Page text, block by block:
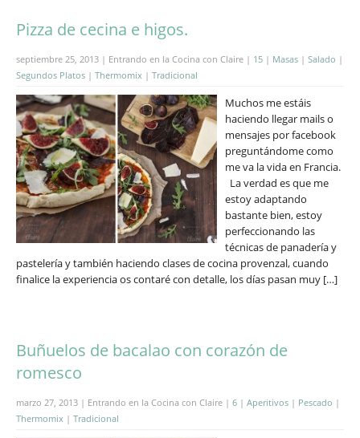
Pizza de cecina e higos.
septiembre 25, 2013 | Entrando en la Cocina con Claire | 15 | Masas | Salado |
Segundos Platos | Thermomix | Tradicional
Muchos me estáis
haciendo llegar mails o
mensajes por facebook
preguntándome como
me va la vida en Francia.
La verdad es que me
estoy adaptando
bastante bien, estoy
perfeccionando las
técnicas de panadería y
pastelería y también haciendo clases de cocina provenzal, cuando
finalice la experiencia os contaré con detalle, los días pasan muy […]
Buñuelos de bacalao con corazón de
romesco
marzo 27, 2013 | Entrando en la Cocina con Claire | 6 | Aperitivos | Pescado |
Thermomix | Tradicional